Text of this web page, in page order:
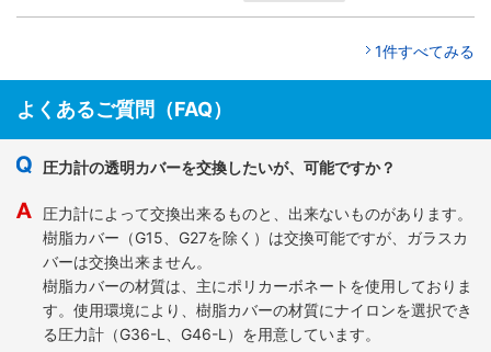
1件すべてみる
よくあるご質問（FAQ）
圧力計の透明カバーを交換したいが、可能ですか？
圧力計によって交換出来るものと、出来ないものがあります。
樹脂カバー（G15、G27を除く）は交換可能ですが、ガラスカ
バーは交換出来ません。
樹脂カバーの材質は、主にポリカーボネートを使用しておりま
す。使用環境により、樹脂カバーの材質にナイロンを選択でき
る圧力計（G36-L、G46-L）を用意しています。